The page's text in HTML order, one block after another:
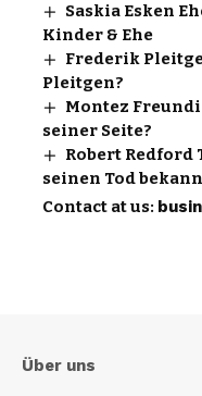
Saskia Esken
Kinder & Ehe
Frederik
Pleitgen?
Montez
seiner Seite?
Robert Redford
seinen Tod
Contact at us:
Über uns